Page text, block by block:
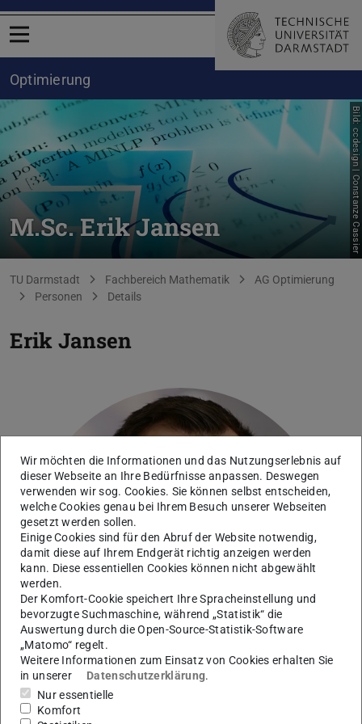
Menü öffnen
Optimierung
M.Sc. Erik Jansen Bild: ccdesign | Constanze Cassier
Sie befinden sich hier:
TU Darmstadt Fachbereich Mathematik
AG Optimierung
Personen
Details
Erik Jansen
Wir möchten die Informationen und das Nutzungserlebnis auf
dieser Webseite an Ihre Bedürfnisse anpassen. Deswegen
verwenden wir sog. Cookies. Sie können selbst entscheiden,
welche Cookies genau bei Ihrem Besuch unserer Webseiten
gesetzt werden sollen.
Einige Cookies sind für den Abruf der Website notwendig,
damit diese auf Ihrem Endgerät richtig anzeigen werden
kann. Diese essentiellen Cookies können nicht abgewählt
werden.
Der Komfort-Cookie speichert Ihre Spracheinstellung und
bevorzugte Suchmaschine, während „Statistik“ die
Auswertung durch die Open-Source-Statistik-Software
„Matomo“ regelt.
Weitere Informationen zum Einsatz von Cookies erhalten Sie
in unserer
Datenschutzerklärung.
Nur essentielle
Komfort